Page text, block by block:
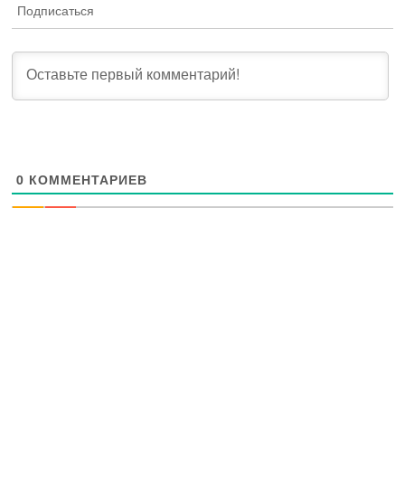
Подписаться
0 КОММЕНТАРИЕВ